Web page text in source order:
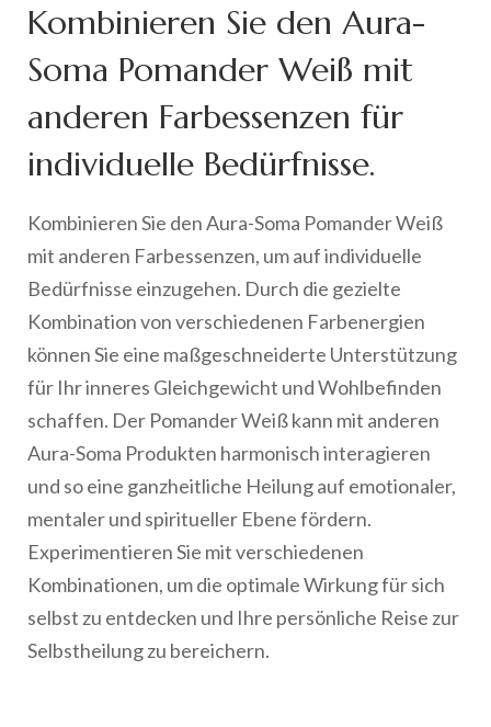
Kombinieren Sie den Aura-
Soma Pomander Weiß mit
anderen Farbessenzen für
individuelle Bedürfnisse.
Kombinieren Sie den Aura-Soma Pomander Weiß
mit anderen Farbessenzen, um auf individuelle
Bedürfnisse einzugehen. Durch die gezielte
Kombination von verschiedenen Farbenergien
können Sie eine maßgeschneiderte Unterstützung
für Ihr inneres Gleichgewicht und Wohlbefinden
schaffen. Der Pomander Weiß kann mit anderen
Aura-Soma Produkten harmonisch interagieren
und so eine ganzheitliche Heilung auf emotionaler,
mentaler und spiritueller Ebene fördern.
Experimentieren Sie mit verschiedenen
Kombinationen, um die optimale Wirkung für sich
selbst zu entdecken und Ihre persönliche Reise zur
Selbstheilung zu bereichern.